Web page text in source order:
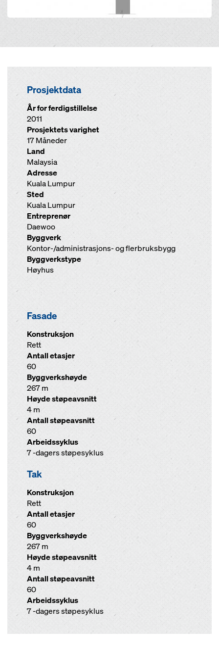
Prosjektdata
År for ferdigstillelse
2011
Prosjektets varighet
17 Måneder
Land
Malaysia
Adresse
Kuala Lumpur
Sted
Kuala Lumpur
Entreprenør
Daewoo
Byggverk
Kontor-/administrasjons- og flerbruksbygg
Byggverkstype
Høyhus
Fasade
Konstruksjon
Rett
Antall etasjer
60
Byggverkshøyde
267 m
Høyde støpeavsnitt
4 m
Antall støpeavsnitt
60
Arbeidssyklus
7 -dagers støpesyklus
Tak
Konstruksjon
Rett
Antall etasjer
60
Byggverkshøyde
267 m
Høyde støpeavsnitt
4 m
Antall støpeavsnitt
60
Arbeidssyklus
7 -dagers støpesyklus